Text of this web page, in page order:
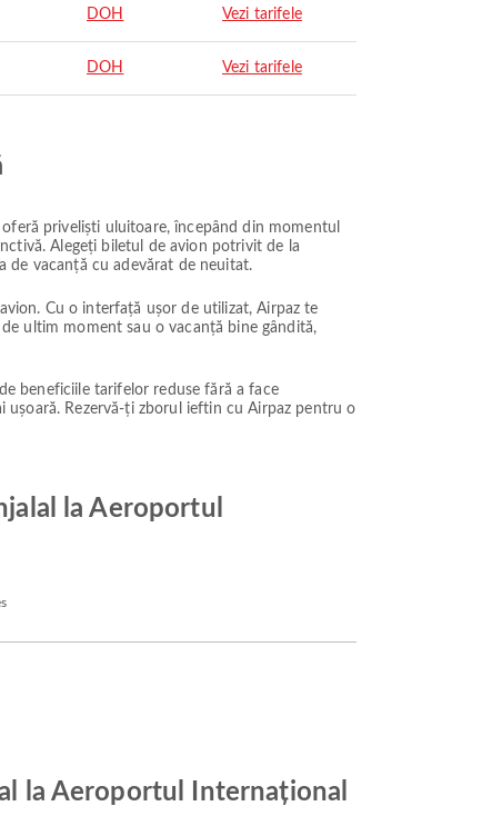
DOH Vezi tarifele
DOH Vezi tarifele
priveliști uluitoare, începând din momentul
Alegeți biletul de avion potrivit de la
de vacanță cu adevărat de neuitat.
Cu o interfață ușor de utilizat, Airpaz te
ultim moment sau o vacanță bine gândită,
beneficiile tarifelor reduse fără a face
Rezervă-ți zborul ieftin cu Airpaz pentru o
la Aeroportul
la Aeroportul Internațional